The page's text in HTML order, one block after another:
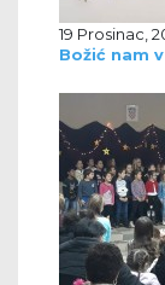
19 Prosinac,
Božić nam